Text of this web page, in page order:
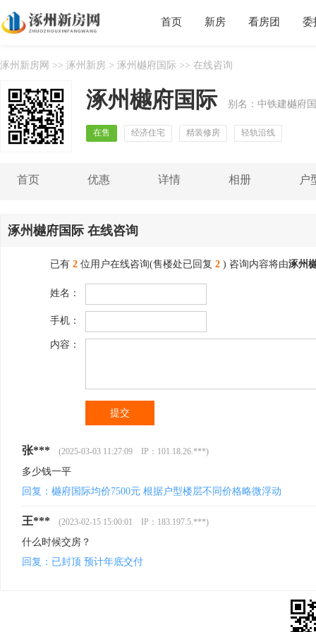
首页 新房 看房团 委
涿州新房网 >> 涿州新房 > 涿州樾府国际 >> 在线咨询
涿州樾府国际 别名：中铁建樾府
在售 经济住宅 精装修房 轻轨沿线
首页 优惠 详情 相册 户
涿州樾府国际 在线咨询
已有 2 位用户在线咨询(售楼处已回复 2 ) 咨询内容将由涿州
姓名：
手机：
内容：
张*** (2025-03-03 11:27:09 IP：101.18.26.***)
多少钱一平
回复：樾府国际均价7500元 根据户型楼层不同价格略微浮动
王*** (2023-02-15 15:00:01 IP：183.197.5.***)
什么时候交房？
回复：已封顶 预计年底交付